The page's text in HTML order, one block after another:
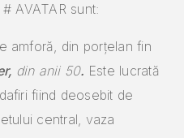
AVATAR sunt:
amforă, din porțelan fin
din anii 50. Este lucrată
fiind deosebit de
central, vaza